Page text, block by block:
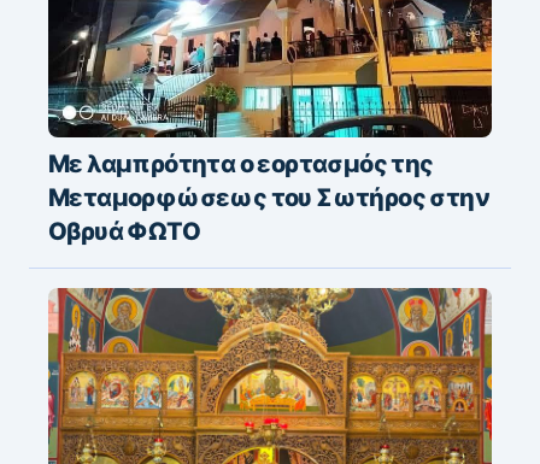
Με λαμπρότητα ο εορτασμός της
Μεταμορφώσεως του Σωτήρος στην
Οβρυά ΦΩΤΟ